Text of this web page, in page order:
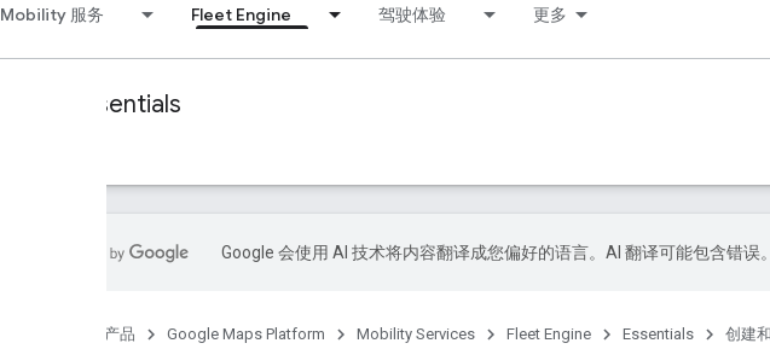
Mobility 服务 Fleet Engine 驾驶体验 更多
Essentials
Google 会使用 AI 技术将内容翻译成您偏好的语言。AI 翻译可能包含错误。
产品 Google Maps Platform Mobility Services Fleet Engine Essentials 创建